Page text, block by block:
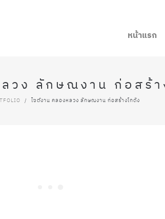
หน้าแรก
วง ลักษณงาน ก่อสร้า
/ ไซต์งาน คลองหลวง ลักษณงาน ก่อสร้างโกดัง